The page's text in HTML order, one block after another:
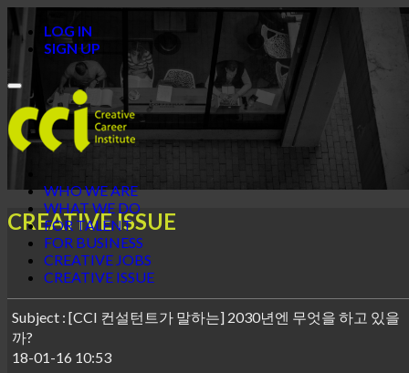
LOG IN
SIGN UP
Toggle
navigation
WHO WE ARE
WHAT WE DO
FOR TALENT
FOR BUSINESS
CREATIVE JOBS
CREATIVE ISSUE
CREATIVE ISSUE
Subject : [CCI 컨설턴트가 말하는] 2030년엔 무엇을 하고 있을
까?
18-01-16 10:53